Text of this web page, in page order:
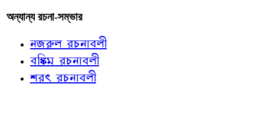
অন্যান্য রচনা-সম্ভার
নজরুল রচনাবলী
বঙ্কিম রচনাবলী
শরৎ রচনাবলী